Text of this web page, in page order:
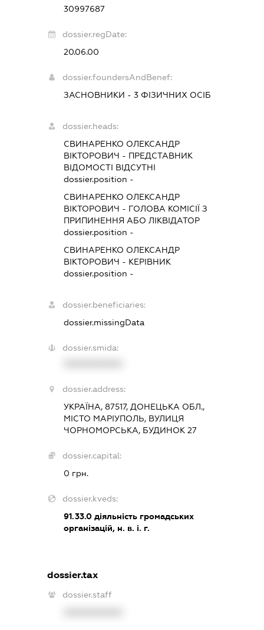
30997687
dossier.regDate:
20.06.00
dossier.foundersAndBenef:
ЗАСНОВНИКИ - 3 ФІЗИЧНИХ ОСІБ
dossier.heads:
СВИНАРЕНКО ОЛЕКСАНДР
ВІКТОРОВИЧ - ПРЕДСТАВНИК
ВІДОМОСТІ ВІДСУТНІ
dossier.position -
СВИНАРЕНКО ОЛЕКСАНДР
ВІКТОРОВИЧ - ГОЛОВА КОМІСІЇ З
ПРИПИНЕННЯ АБО ЛІКВІДАТОР
dossier.position -
СВИНАРЕНКО ОЛЕКСАНДР
ВІКТОРОВИЧ - КЕРІВНИК
dossier.position -
dossier.beneficiaries:
dossier.missingData
dossier.smida:
dossier.address:
УКРАЇНА, 87517, ДОНЕЦЬКА ОБЛ.,
МІСТО МАРІУПОЛЬ, ВУЛИЦЯ
ЧОРНОМОРСЬКА, БУДИНОК 27
dossier.capital:
0 грн.
dossier.kveds:
91.33.0діяльність громадських
організацій, н. в. і. г.
dossier.tax
dossier.staff